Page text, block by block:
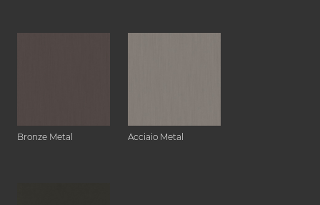
Bronze Metal Acciaio Metal